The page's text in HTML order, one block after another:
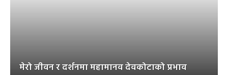
मेरो जीवन र दर्शनमा महामानव देवकोटाको प्रभाव